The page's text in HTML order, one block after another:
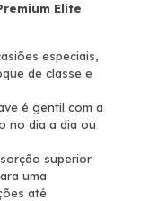
Elite
especiais,
de classe e
é gentil com a
no dia a dia ou
superior
uma
até